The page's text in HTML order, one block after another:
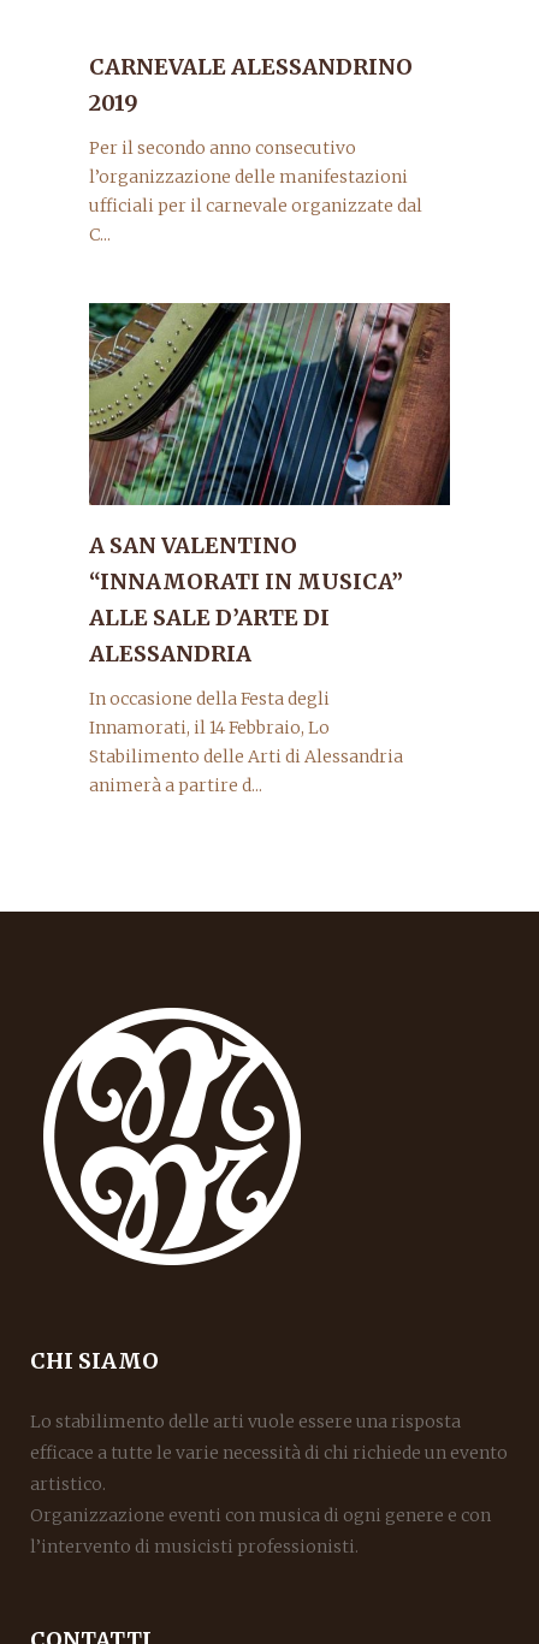
CARNEVALE ALESSANDRINO
2019
Per il secondo anno consecutivo
l’organizzazione delle manifestazioni
ufficiali per il carnevale organizzate dal
C...
A SAN VALENTINO
“INNAMORATI IN MUSICA”
ALLE SALE D’ARTE DI
ALESSANDRIA
In occasione della Festa degli
Innamorati, il 14 Febbraio, Lo
Stabilimento delle Arti di Alessandria
animerà a partire d...
CHI SIAMO
Lo stabilimento delle arti vuole essere una risposta
efficace a tutte le varie necessità di chi richiede un evento
artistico.
Organizzazione eventi con musica di ogni genere e con
l’intervento di musicisti professionisti.